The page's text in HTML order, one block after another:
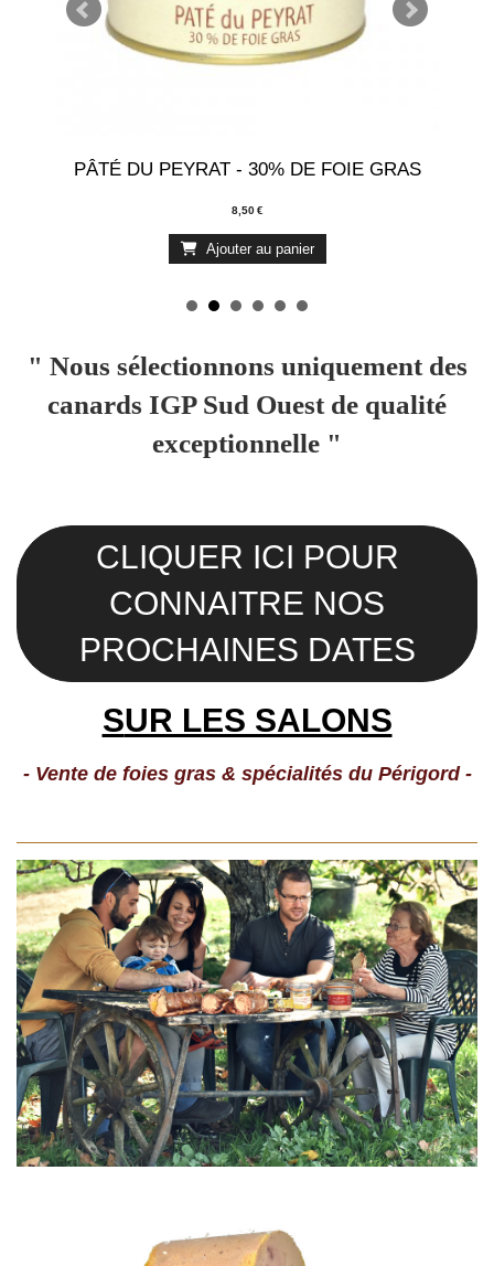
PÂTÉ DU PEYRAT - 30% DE FOIE GRAS
8,50€
Ajouter au panier
" Nous sélectionnons uniquement des
canards IGP Sud Ouest de qualité
exceptionnelle "
CLIQUER ICI POUR
CONNAITRE NOS
PROCHAINES DATES
SUR LES SALONS
- Vente de foies gras & spécialités du Périgord -